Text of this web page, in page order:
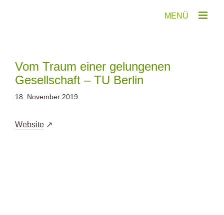
Vom Traum einer gelungenen
Gesellschaft – TU Berlin
18. November 2019
Website